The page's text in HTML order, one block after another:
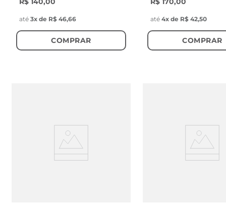
até 3x de R$ 46,66
COMPRAR
até 4x de R$ 42,50
COMPRAR